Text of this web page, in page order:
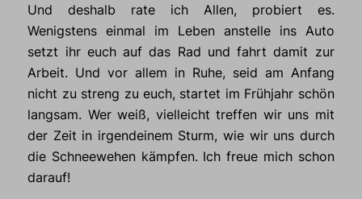
Und deshalb rate ich Allen, probiert es.
Wenigstens einmal im Leben anstelle ins Auto
setzt ihr euch auf das Rad und fahrt damit zur
Arbeit. Und vor allem in Ruhe, seid am Anfang
nicht zu streng zu euch, startet im Frühjahr schön
langsam. Wer weiß, vielleicht treffen wir uns mit
der Zeit in irgendeinem Sturm, wie wir uns durch
die Schneewehen kämpfen. Ich freue mich schon
darauf!